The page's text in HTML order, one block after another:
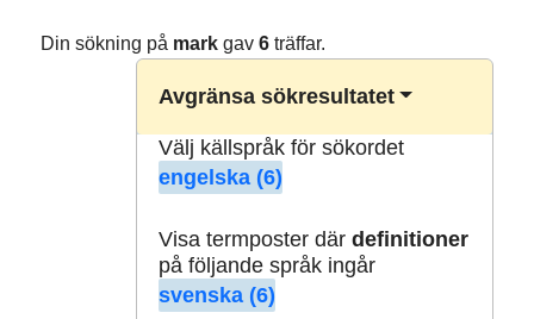
Din sökning på markgav 6träffar.
Avgränsa sökresultatet
Välj källspråk för sökordet
engelska (6)
Visa termposter där definitioner
på följande språk ingår
svenska (6)